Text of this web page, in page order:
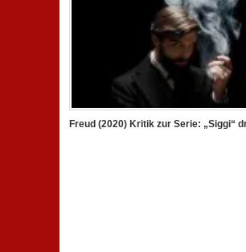
Freud (2020) Kritik zur Serie: „Siggi“